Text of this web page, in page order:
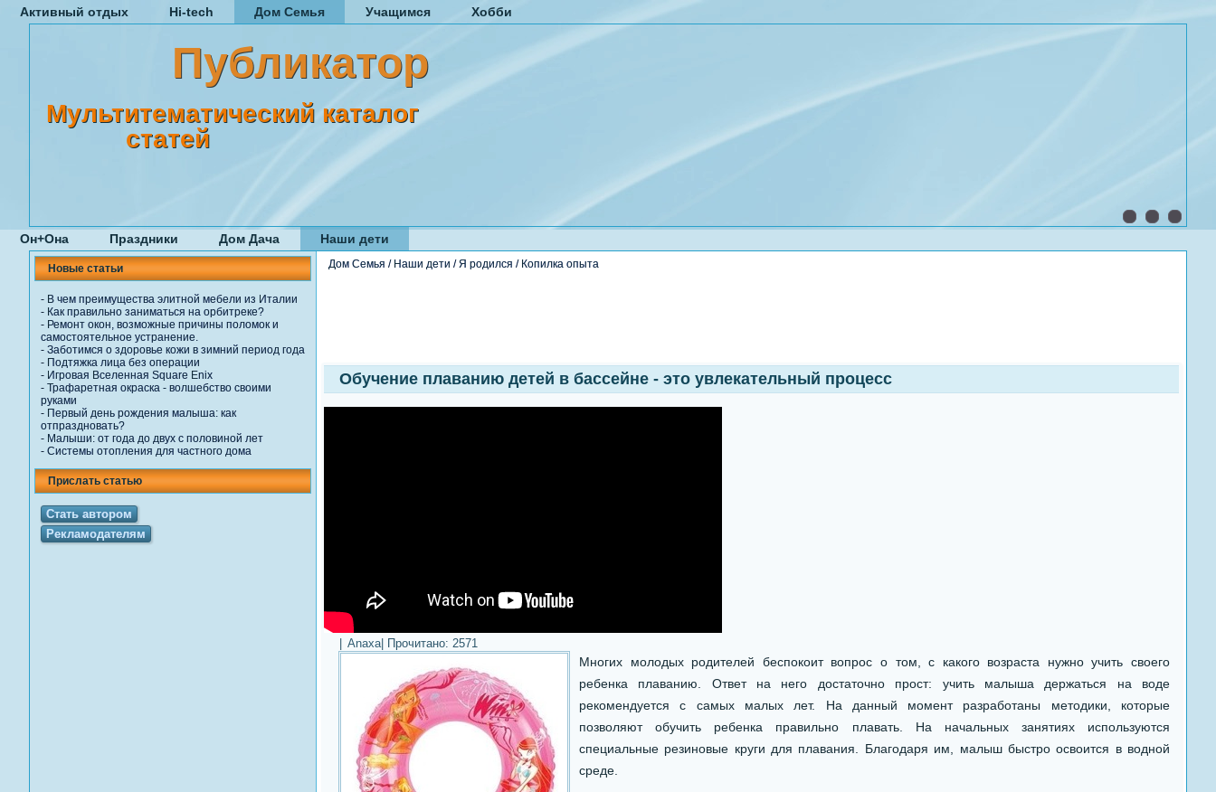
Активный отдых Hi-tech Дом Семья Учащимся Хобби
Публикатор
Мультитематический каталог
статей
Он+Она Праздники Дом Дача Наши дети
Новые статьи
- В чем преимущества элитной мебели из Италии
- Как правильно заниматься на орбитреке?
- Ремонт окон, возможные причины поломок и
самостоятельное устранение.
- Заботимся о здоровье кожи в зимний период года
- Подтяжка лица без операции
- Игровая Вселенная Square Enix
- Трафаретная окраска - волшебство своими
руками
- Первый день рождения малыша: как
отпраздновать?
- Малыши: от года до двух с половиной лет
- Системы отопления для частного дома
Прислать статью
Стать автором
Рекламодателям
Дом Семья / Наши дети /Я родился / Копилка опыта
Обучение плаванию детей в бассейне - это увлекательный процесс
Anaxa| Прочитано: 2571
Многих молодых родителей беспокоит вопрос о том, с какого возраста нужно учить своего
ребенка плаванию. Ответ на него достаточно прост: учить малыша держаться на воде
рекомендуется с самых малых лет. На данный момент разработаны методики, которые
позволяют обучить ребенка правильно плавать. На начальных занятиях используются
специальные резиновые круги для плавания. Благодаря им, малыш быстро освоится в водной
среде.